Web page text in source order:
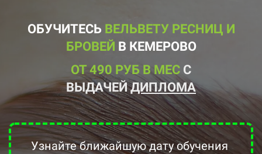
ОБУЧИТЕСЬ ВЕЛЬВЕТУ РЕСНИЦ И
БРОВЕЙ В КЕМЕРОВО
ОТ 490 РУБ В МЕС С
ВЫДАЧЕЙДИПЛОМА
Узнайте ближайшую датуобучения